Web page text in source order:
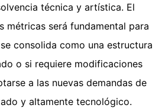
técnica y artística. El
métricas será fundamental para
consolida como una estructura
o si requiere modificaciones
a las nuevas demandas de
y altamente tecnológico.